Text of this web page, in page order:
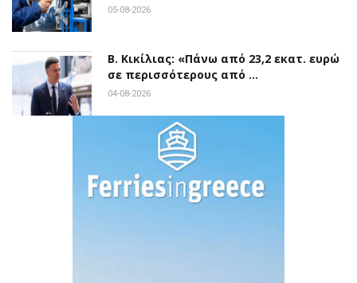
05-08-2026
Β. Κικίλιας: «Πάνω από 23,2 εκατ. ευρώ
σε περισσότερους από …
04-08-2026